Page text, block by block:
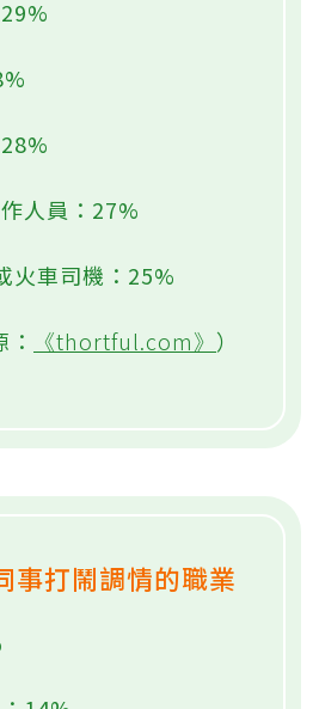
人員：27%
火車司機：25%
《thortful.com》 ）
事打鬧調情的職業